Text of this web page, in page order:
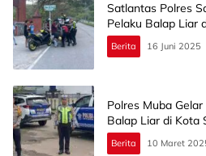
Satlantas Polres
Pelaku Balap Liar
Berita 16 Juni 2025
Polres Muba
Balap Liar di Kota
Berita 10 Maret